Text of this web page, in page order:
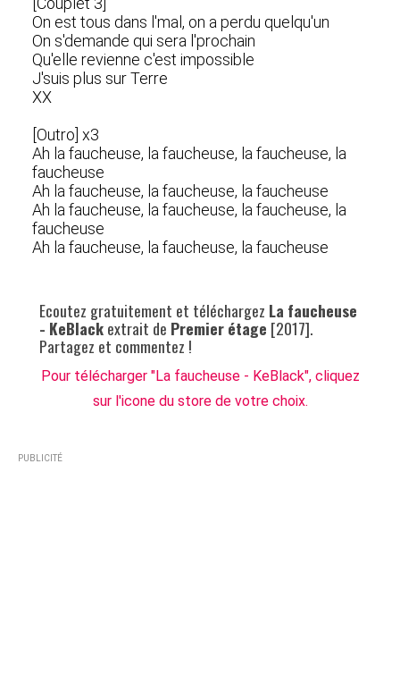
On est tous dans l'mal, on a perdu quelqu'un
On s'demande qui sera l'prochain
Qu'elle revienne c'est impossible
J'suis plus sur Terre
XX
[Outro] x3
Ah la faucheuse, la faucheuse, la faucheuse, la
faucheuse
Ah la faucheuse, la faucheuse, la faucheuse
Ah la faucheuse, la faucheuse, la faucheuse, la
faucheuse
Ah la faucheuse, la faucheuse, la faucheuse
Ecoutez gratuitement et téléchargez La faucheuse
- KeBlackextrait de Premier étage [2017].
Partagez et commentez !
Pour télécharger "La faucheuse - KeBlack", cliquez
sur l'icone du store de votre choix.
PUBLICITÉ